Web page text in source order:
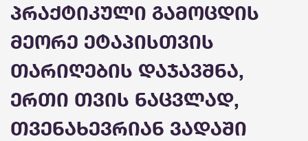
პრაქტიკული გამოცდის
მეორე ეტაპისთვის
თარიღების დაჯავშნა,
ერთი თვის ნაცვლად,
თვენახევრიან ვადაში